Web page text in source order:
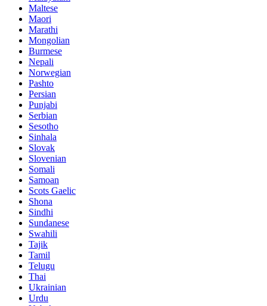
Maltese
Maori
Marathi
Mongolian
Burmese
Nepali
Norwegian
Pashto
Persian
Punjabi
Serbian
Sesotho
Sinhala
Slovak
Slovenian
Somali
Samoan
Scots Gaelic
Shona
Sindhi
Sundanese
Swahili
Tajik
Tamil
Telugu
Thai
Ukrainian
Urdu